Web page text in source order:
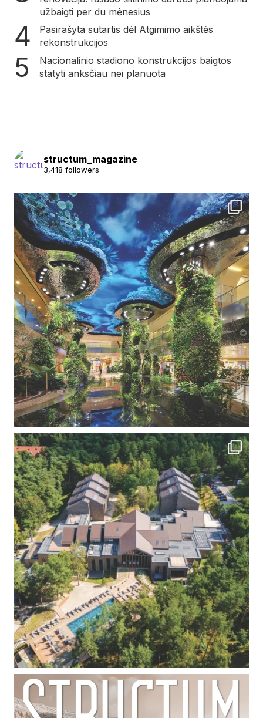
užbaigti per du mėnesius
Pasirašyta sutartis dėl Atgimimo aikštės
rekonstrukcijos
Nacionalinio stadiono konstrukcijos baigtos
statyti anksčiau nei planuota
structum_magazine
3,418 followers